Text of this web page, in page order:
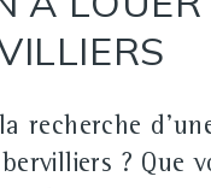
recherche
? Que